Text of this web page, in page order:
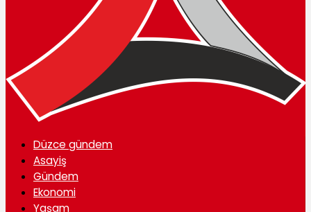
Düzce gündem
Asayiş
Gündem
Ekonomi
Yaşam